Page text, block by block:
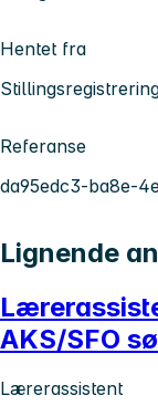
Hentet fra
Referanse
da95edc3-ba8e-
Lignende
AKS/SFO
Lærerassistent